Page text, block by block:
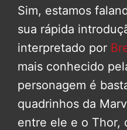
Sim, estamos
sua rápida
interpretado por
mais conhecido
personagem é
quadrinhos da
entre ele e o Thor,